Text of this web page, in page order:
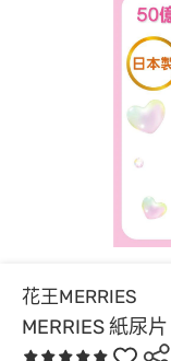
花王MERRIES
MERRIES 紙尿